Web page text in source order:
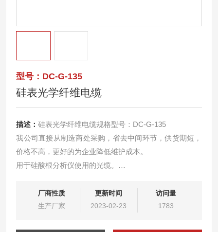
型号：DC-G-135
硅表光学纤维电缆
描述：硅表光学纤维电缆规格型号：DC-G-135
我公司直接从制造商处采购，省去中间环节，供货期短，
价格不高，更好的为企业降低维护成本。
用于硅酸根分析仪使用的光缆。
厂商性质
生产厂家
更新时间
2023-02-23
访问量
1783